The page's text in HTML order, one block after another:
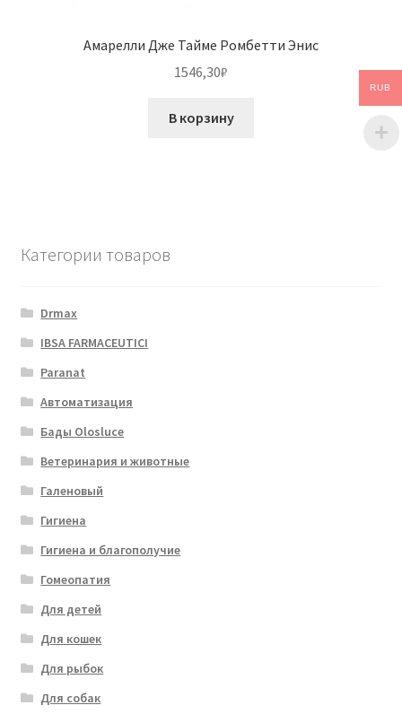
Амарелли Дже Тайме Ромбетти Энис
1546,30₽
В корзину
Категории товаров
Drmax
IBSA FARMACEUTICI
Paranat
Автоматизация
Бады Olosluce
Ветеринария и животные
Галеновый
Гигиена
Гигиена и благополучие
Гомеопатия
Для детей
Для кошек
Для рыбок
Для собак
RUB